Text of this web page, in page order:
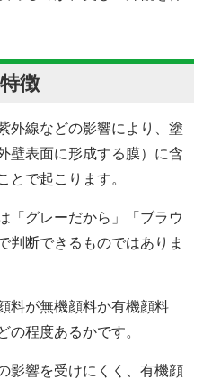
徴
外線などの影響により、塗
壁表面に形成する膜）に含
とで起こります。
「グレーだから」「ブラウ
判断できるものではありま
料が無機顔料か有機顔料
の程度あるかです。
影響を受けにくく、有機顔